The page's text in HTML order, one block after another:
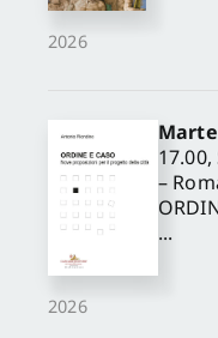
2026
2026
–
...